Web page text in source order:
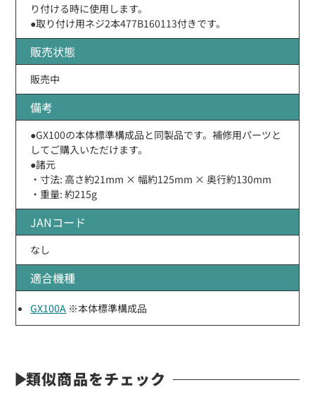
り付ける時に使用します。
●取り付け用ネジ2本477B160113付きです。
販売状態
販売中
備考
●GX100の本体標準構成品と同製品です。補修用パーツと
してご購入いただけます。
●諸元
・寸法: 高さ約21mm × 幅約125mm × 奥行約130mm
・重量: 約215g
JANコード
なし
適合機種
GX100A ※本体標準構成品
類似商品をチェック